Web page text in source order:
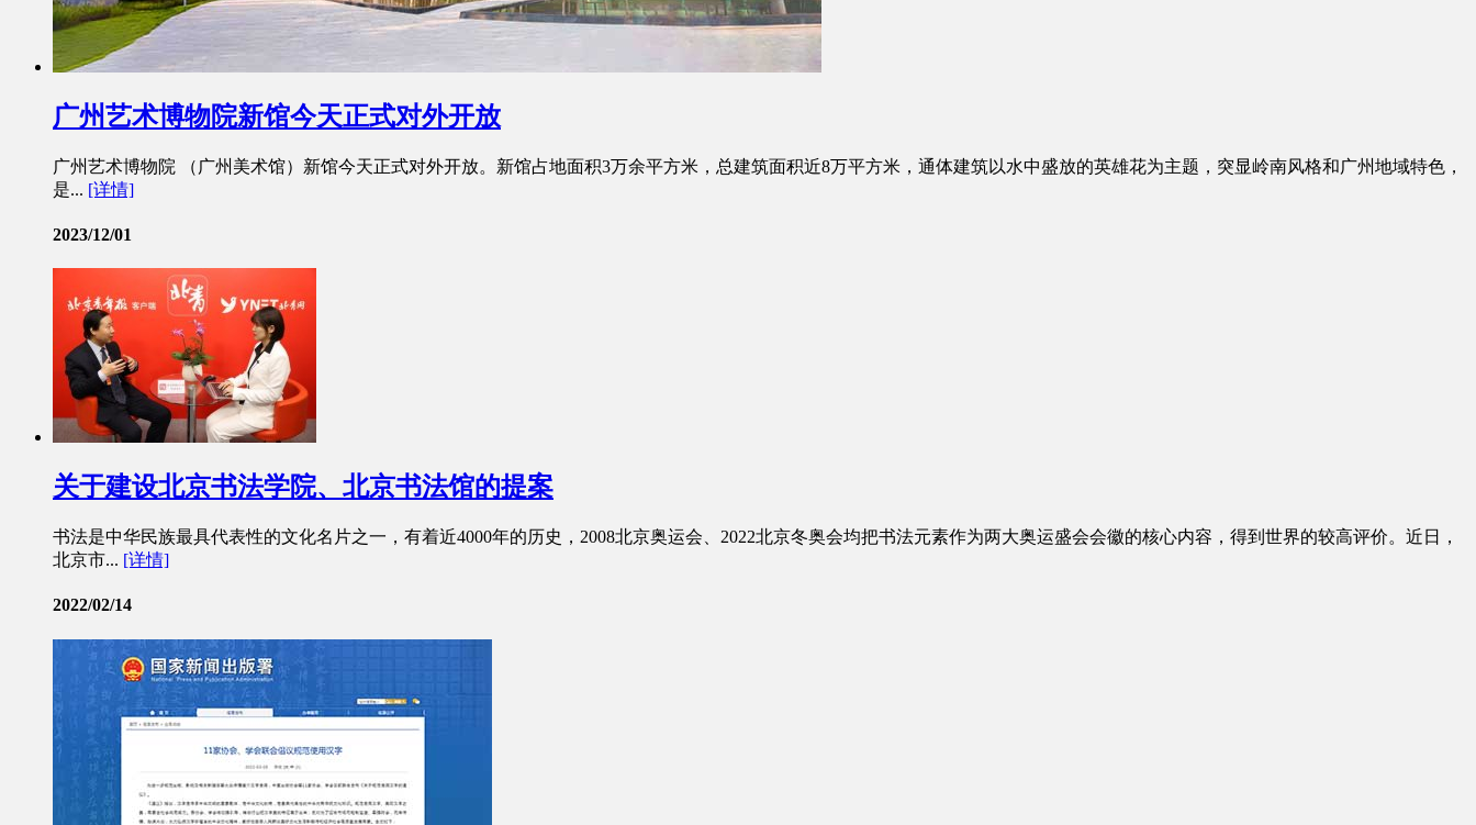
广州艺术博物院新馆今天正式对外开放
广州艺术博物院 （广州美术馆）新馆今天正式对外开放。新馆占地面积3万余平方米，总建筑面积近8万平方米，通体建筑以水中盛放的英雄花为主题，突显岭南风格和广州地域特色，
是... [详情]
2023/12/01
关于建设北京书法学院、北京书法馆的提案
书法是中华民族最具代表性的文化名片之一，有着近4000年的历史，2008北京奥运会、2022北京冬奥会均把书法元素作为两大奥运盛会会徽的核心内容，得到世界的较高评价。近日，
北京市... [详情]
2022/02/14